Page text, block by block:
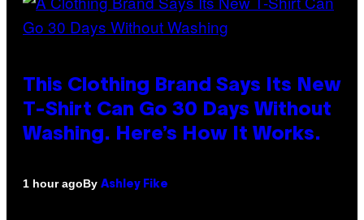
This Clothing Brand Says Its New
T-Shirt Can Go 30 Days Without
Washing. Here’s How It Works.
1 hour agoBy Ashley Fike